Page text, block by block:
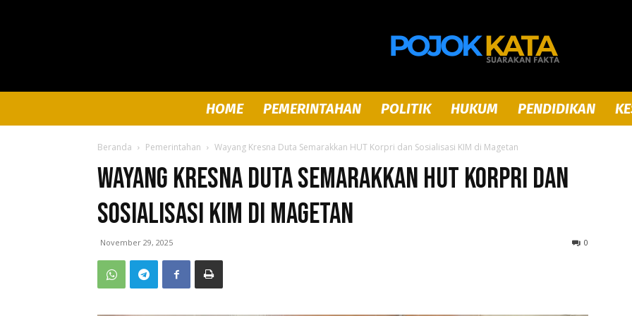
Pojok
HOME PEMERINTAHAN POLITIK HUKUM PENDIDIKAN
Beranda Pemerintahan Wayang Kresna Duta Semarakkan HUT Korpri dan Sosialisasi KIM di Magetan
Wayang Kresna Duta Semarakkan HUT Korpri dan
Sosialisasi KIM di Magetan
November 29, 2025 0